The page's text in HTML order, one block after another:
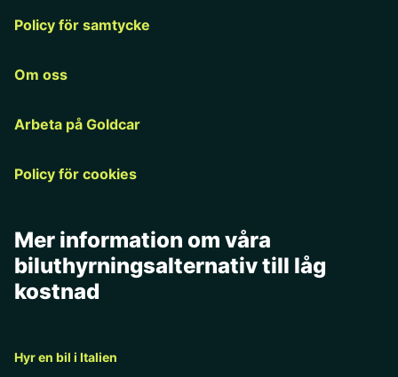
Policy för samtycke
Om oss
Arbeta på Goldcar
Policy för cookies
Mer information om våra
biluthyrningsalternativ till låg
kostnad
Hyr en bil i Italien